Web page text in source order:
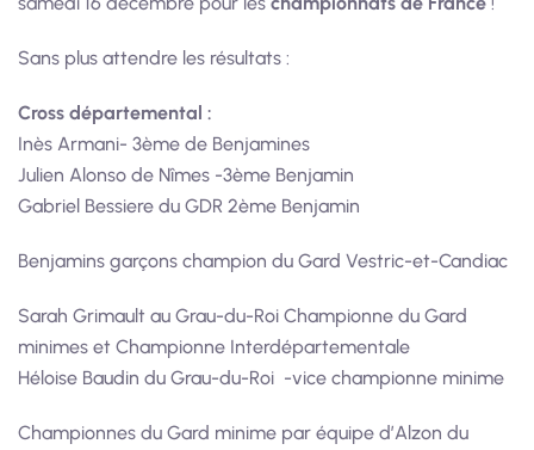
Sans plus attendre les résultats :
Cross départemental :
Inès Armani- 3ème de Benjamines
Julien Alonso de Nîmes -3ème Benjamin
Gabriel Bessiere du GDR 2ème Benjamin
Benjamins garçons champion du Gard Vestric-et-Candiac
Sarah Grimault au Grau-du-Roi Championne du Gard
minimes et Championne Interdépartementale
Héloise Baudin du Grau-du-Roi -vice championne minime
Championnes du Gard minime par équipe d’Alzon du